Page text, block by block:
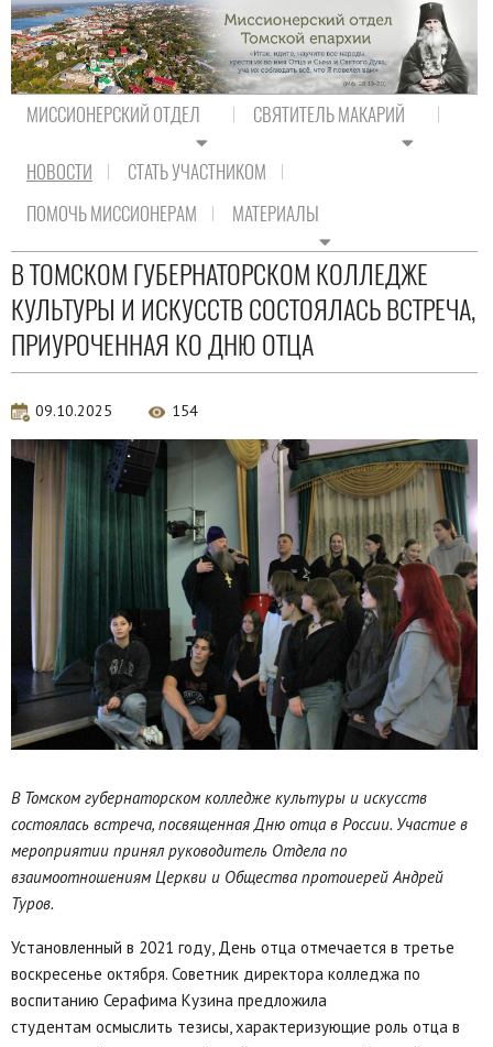
МИССИОНЕРСКИЙ ОТДЕЛ СВЯТИТЕЛЬ МАКАРИЙ
НОВОСТИ
СТАТЬ УЧАСТНИКОМ
ПОМОЧЬ МИССИОНЕРАМ
МАТЕРИАЛЫ
Новости епархии
В ТОМСКОМ ГУБЕРНАТОРСКОМ КОЛЛЕДЖЕ
КУЛЬТУРЫ И ИСКУССТВ СОСТОЯЛАСЬ ВСТРЕЧА,
ПРИУРОЧЕННАЯ КО ДНЮ ОТЦА
09.10.2025 154
В Томском губернаторском колледже культуры и искусств
состоялась встреча, посвященная Дню отца в России. Участие в
мероприятии принял руководитель Отдела по
взаимоотношениям Церкви и Общества протоиерей Андрей
Туров.
Установленный в 2021 году, День отца отмечается в третье
воскресенье октября. Советник директора колледжа по
воспитанию Серафима Кузина предложила
студентам осмыслить тезисы, характеризующие роль отца в